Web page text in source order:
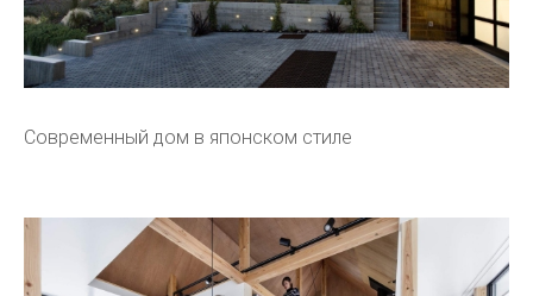
Современный дом в японском стиле